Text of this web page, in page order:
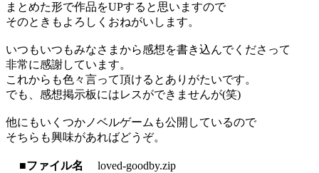
まとめた形で作品をUPすると思いますので
そのときもよろしくおねがいします。
いつもいつもみなさまから感想を書き込んでくださって
非常に感謝しています。
これからも色々言って頂けるとありがたいです。
でも、感想掲示板にはレスができませんが(笑)
他にもいくつかノベルゲームも公開しているので
そちらも興味があればどうぞ。
■ファイル名
loved-goodby.zip